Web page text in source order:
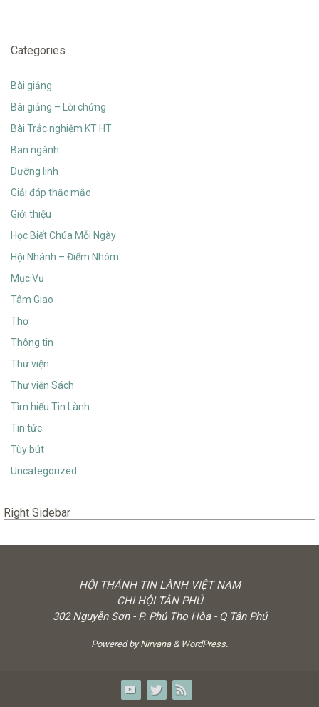
Categories
Bài giảng
Bài giảng – Lời chứng
Bài Trắc nghiệm KT HT
Ban ngành
Dưỡng linh
Giải đáp thắc mắc
Giới thiệu
Học Biết Chúa Mỗi Ngày
Hội Nhánh – Điểm Nhóm
Mục Vụ
Tâm Giao
Thơ
Thông tin
Thư viện
Thư viện Sách
Tìm hiểu Tin Lành
Tin tức
Tùy bút
Uncategorized
Right Sidebar
HỘI THÁNH TIN LÀNH VIỆT NAM
CHI HỘI TÂN PHÚ
302 Nguyễn Sơn - P. Phú Thọ Hòa - Q Tân Phú
Powered byNirvana& WordPress.